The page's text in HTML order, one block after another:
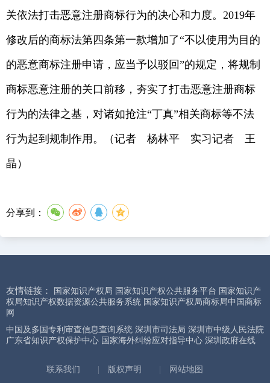
关依法打击恶意注册商标行为的决心和力度。2019年
修改后的商标法第四条第一款增加了“不以使用为目的
的恶意商标注册申请，应当予以驳回”的规定，将规制
商标恶意注册的关口前移，夯实了打击恶意注册商标
行为的法律之基，对诸如抢注“丁真”相关商标等不法
行为起到规制作用。（记者 杨林平 实习记者 王
晶）
分享到：
友情链接： 国家知识产权局 国家知识产权公共服务平台 国家知识产
权局知识产权数据资源公共服务系统 国家知识产权局商标局中国商标
网
中国及多国专利审查信息查询系统 深圳市司法局 深圳市中级人民法院
广东省知识产权保护中心 国家海外纠纷应对指导中心 深圳政府在线
联系我们 版权声明 网站地图